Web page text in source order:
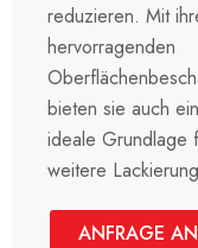
reduzieren. Mit
hervorragenden
bieten sie auch
ideale Grundlage
weitere
ANFRAGE